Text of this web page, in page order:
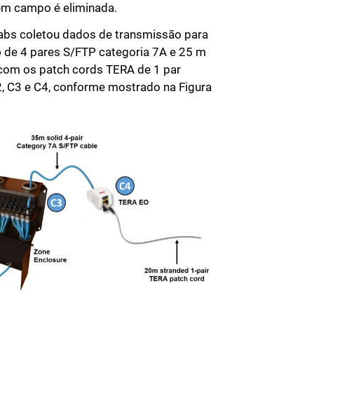
campo é eliminada.
coletou dados de transmissão para
4 pares S/FTP categoria 7A e 25 m
os patch cords TERA de 1 par
e C4, conforme mostrado na Figura